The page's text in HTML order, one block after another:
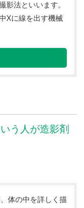
影法といいます。
Xに線を出す機械
う人が造影剤
体の中を詳しく描